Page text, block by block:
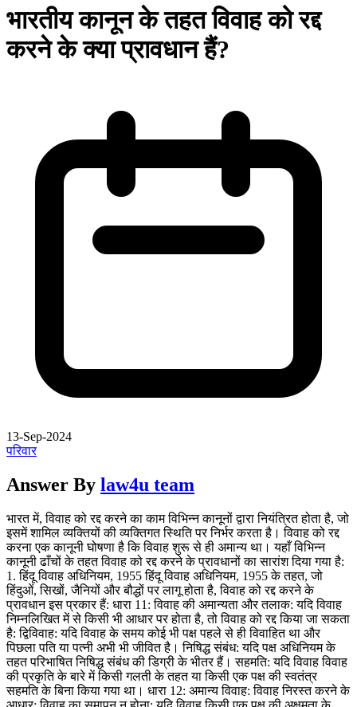
भारतीय कानून के तहत विवाह को रद्द
करने के क्या प्रावधान हैं?
13-Sep-2024
परिवार
Answer By law4u team
भारत में, विवाह को रद्द करने का काम विभिन्न कानूनों द्वारा नियंत्रित होता है, जो
इसमें शामिल व्यक्तियों की व्यक्तिगत स्थिति पर निर्भर करता है। विवाह को रद्द
करना एक कानूनी घोषणा है कि विवाह शुरू से ही अमान्य था। यहाँ विभिन्न
कानूनी ढाँचों के तहत विवाह को रद्द करने के प्रावधानों का सारांश दिया गया है:
1. हिंदू विवाह अधिनियम, 1955 हिंदू विवाह अधिनियम, 1955 के तहत, जो
हिंदुओं, सिखों, जैनियों और बौद्धों पर लागू होता है, विवाह को रद्द करने के
प्रावधान इस प्रकार हैं: धारा 11: विवाह की अमान्यता और तलाक: यदि विवाह
निम्नलिखित में से किसी भी आधार पर होता है, तो विवाह को रद्द किया जा सकता
है: द्विविवाह: यदि विवाह के समय कोई भी पक्ष पहले से ही विवाहित था और
पिछला पति या पत्नी अभी भी जीवित है। निषिद्ध संबंध: यदि पक्ष अधिनियम के
तहत परिभाषित निषिद्ध संबंध की डिग्री के भीतर हैं। सहमति: यदि विवाह विवाह
की प्रकृति के बारे में किसी गलती के तहत या किसी एक पक्ष की स्वतंत्र
सहमति के बिना किया गया था। धारा 12: अमान्य विवाह: विवाह निरस्त करने के